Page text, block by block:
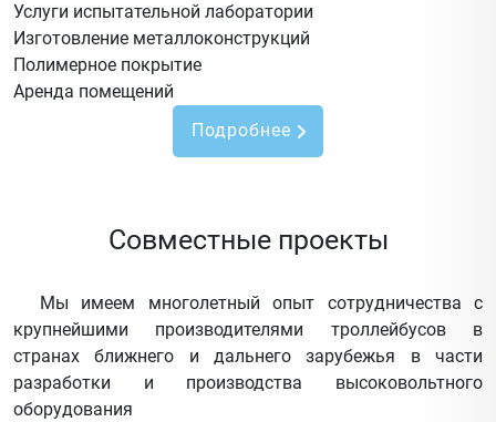
Услуги испытательной лаборатории
Изготовление металлоконструкций
Полимерное покрытие
Аренда помещений
Подробнее
Совместные проекты
Мы имеем многолетный опыт сотрудничества с
крупнейшими производителями троллейбусов в
странах ближнего и дальнего зарубежья в части
разработки и производства высоковольтного
оборудования